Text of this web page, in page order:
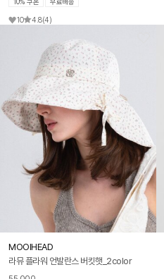
10 4.8(4)
MOOIHEAD
라뮤 플라워 언발란스 버킷햇_2color